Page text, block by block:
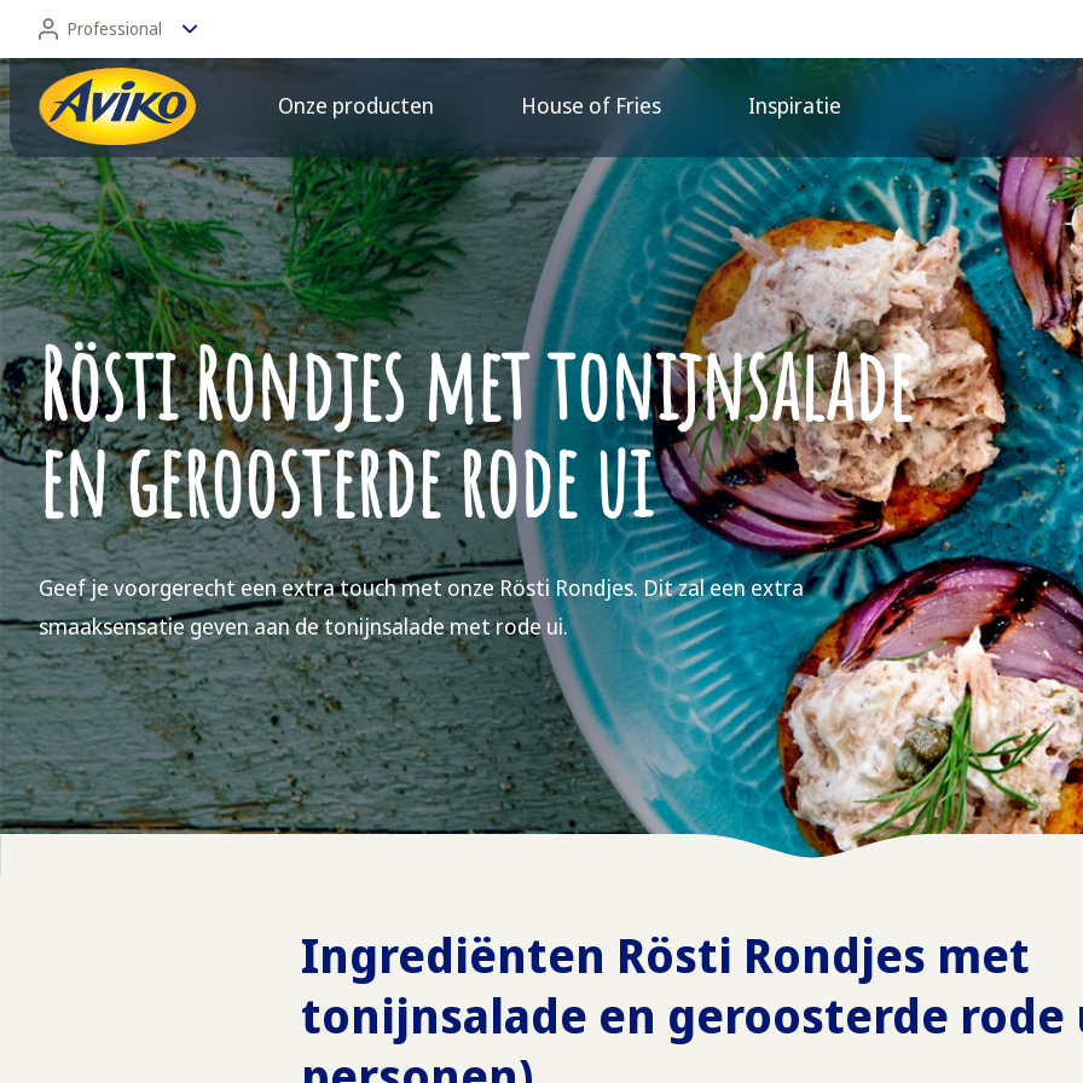
Professional
Professional
Consument
Onze producten House of Fries Inspiratie
Rösti Rondjes met tonijnsalade
en geroosterde rode ui
Geef je voorgerecht een extra touch met onze Rösti Rondjes. Dit zal een extra
smaaksensatie geven aan de tonijnsalade met rode ui.
Ingrediënten Rösti Rondjes met
tonijnsalade en geroosterde rode